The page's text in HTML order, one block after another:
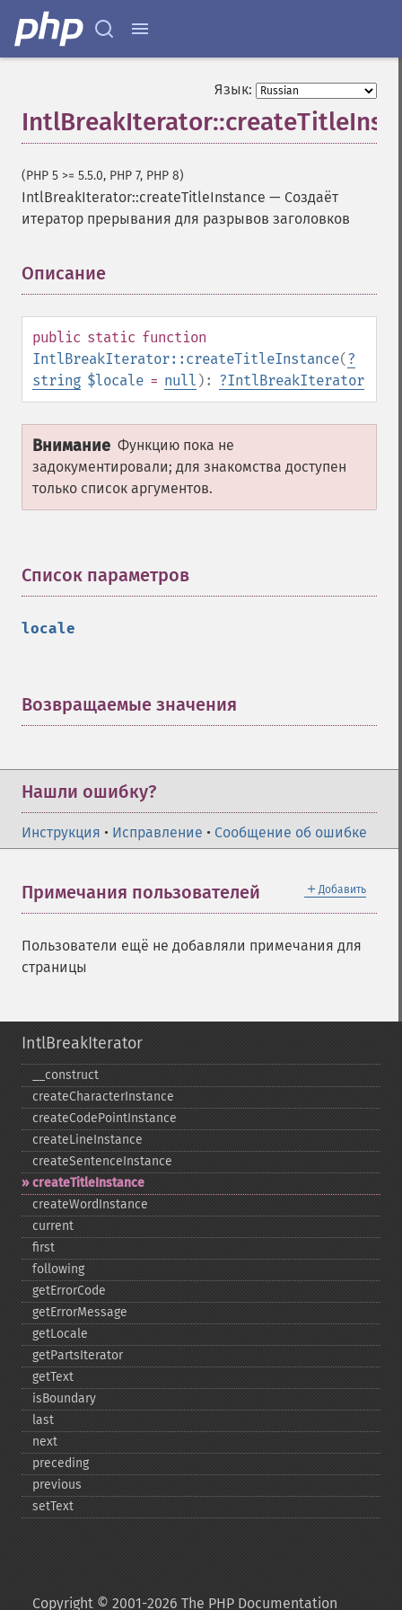
Язык:
(PHP 5 >= 5.5.0, PHP 7, PHP 8)
IntlBreakIterator::createTitleInstance — Создаёт
итератор прерывания для разрывов заголовков
Описание
public static function
IntlBreakIterator::createTitleInstance(?
string $locale = null ): ?IntlBreakIterator
Внимание Функцию пока не
задокументировали; для знакомства доступен
только список аргументов.
Список параметров
locale
Возвращаемые значения
Нашли ошибку?
Инструкция • Исправление • Сообщение об ошибке
＋ Добавить
Примечания пользователей
Пользователи ещё не добавляли примечания для
страницы
IntlBreakIterator
_​_​construct
createCharacterInstance
createCodePointInstance
createLineInstance
createSentenceInstance
createTitleInstance
createWordInstance
current
first
following
getErrorCode
getErrorMessage
getLocale
getPartsIterator
getText
isBoundary
last
next
preceding
previous
setText
Copyright © 2001-2026 The PHP Documentation